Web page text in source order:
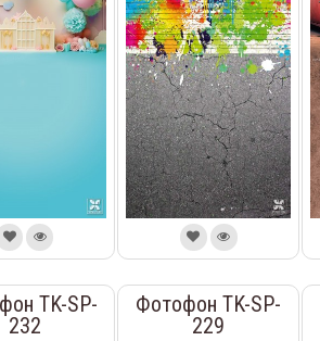
TK-SP-
232
Фотофон TK-SP-
229